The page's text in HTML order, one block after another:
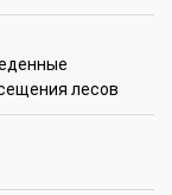
лесов